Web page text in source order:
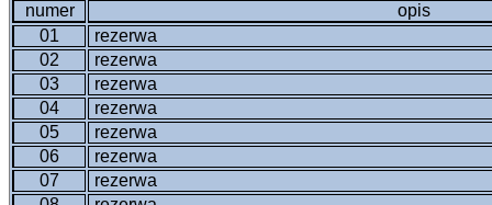
numer
opis
01
rezerwa
02
rezerwa
03
rezerwa
04
rezerwa
05
rezerwa
06
rezerwa
07
rezerwa